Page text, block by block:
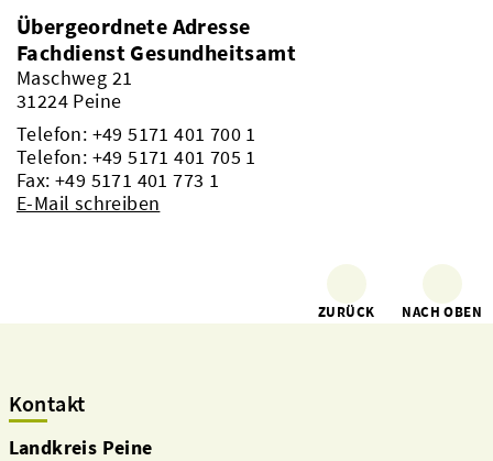
Übergeordnete Adresse
Fachdienst Gesundheitsamt
Maschweg 21
31224 Peine
Telefon: +49 5171 401 700 1
Telefon: +49 5171 401 705 1
Fax: +49 5171 401 773 1
E-Mail schreiben
ZURÜCK NACH OBEN
Kontakt
Landkreis Peine